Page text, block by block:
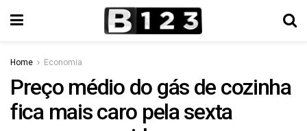
Home Economia
Preço médio do gás de cozinha
fica mais caro pela sexta